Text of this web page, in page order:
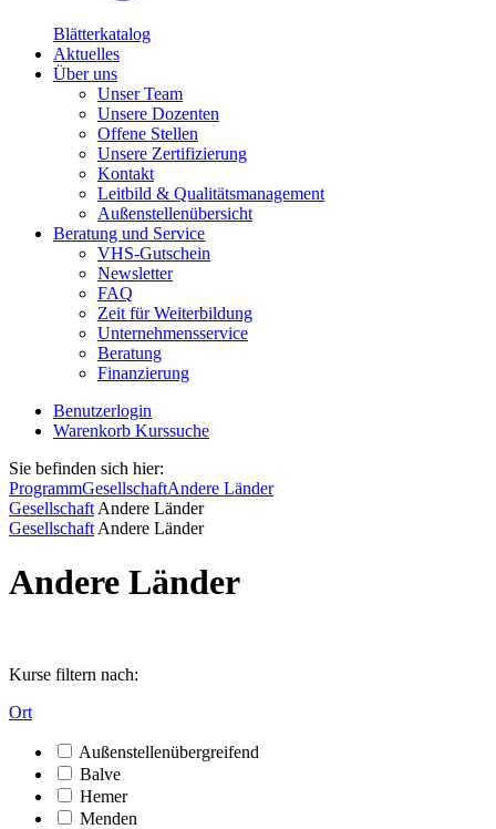
Blätterkatalog
Aktuelles
Über uns
Unser Team
Unsere Dozenten
Offene Stellen
Unsere Zertifizierung
Kontakt
Leitbild & Qualitätsmanagement
Außenstellenübersicht
Beratung und Service
VHS-Gutschein
Newsletter
FAQ
Zeit für Weiterbildung
Unternehmensservice
Beratung
Finanzierung
Benutzerlogin
Warenkorb Kurssuche
Sie befinden sich hier:
ProgrammGesellschaftAndere Länder
Gesellschaft Andere Länder
Gesellschaft Andere Länder
Andere Länder
Kurse filtern nach:
Ort
Außenstellenübergreifend
Balve
Hemer
Menden